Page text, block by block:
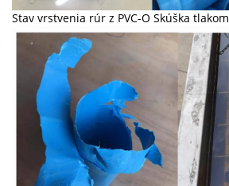
Stav vrstvenia rúr z PVC-O Skúška tlakom